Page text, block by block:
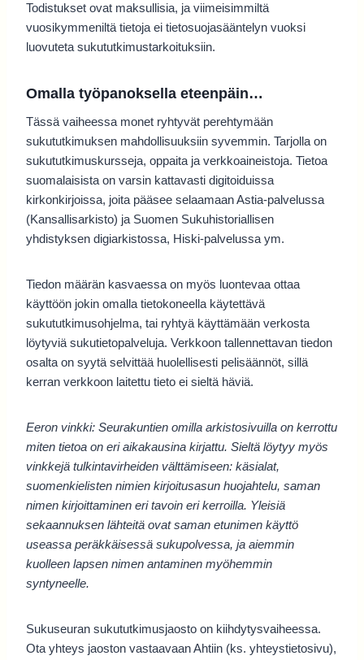
Todistukset ovat maksullisia, ja viimeisimmiltä
vuosikymmeniltä tietoja ei tietosuojasääntelyn vuoksi
luovuteta sukututkimustarkoituksiin.
Omalla työpanoksella eteenpäin…
Tässä vaiheessa monet ryhtyvät perehtymään
sukututkimuksen mahdollisuuksiin syvemmin. Tarjolla on
sukututkimuskursseja, oppaita ja verkkoaineistoja. Tietoa
suomalaisista on varsin kattavasti digitoiduissa
kirkonkirjoissa, joita pääsee selaamaan Astia-palvelussa
(Kansallisarkisto) ja Suomen Sukuhistoriallisen
yhdistyksen digiarkistossa, Hiski-palvelussa ym.
Tiedon määrän kasvaessa on myös luontevaa ottaa
käyttöön jokin omalla tietokoneella käytettävä
sukututkimusohjelma, tai ryhtyä käyttämään verkosta
löytyviä sukutietopalveluja. Verkkoon tallennettavan tiedon
osalta on syytä selvittää huolellisesti pelisäännöt, sillä
kerran verkkoon laitettu tieto ei sieltä häviä.
Eeron vinkki: Seurakuntien omilla arkistosivuilla on kerrottu
miten tietoa on eri aikakausina kirjattu. Sieltä löytyy myös
vinkkejä tulkintavirheiden välttämiseen: käsialat,
suomenkielisten nimien kirjoitusasun huojahtelu, saman
nimen kirjoittaminen eri tavoin eri kerroilla. Yleisiä
sekaannuksen lähteitä ovat saman etunimen käyttö
useassa peräkkäisessä sukupolvessa, ja aiemmin
kuolleen lapsen nimen antaminen myöhemmin
syntyneelle.
Sukuseuran sukututkimusjaosto on kiihdytysvaiheessa.
Ota yhteys jaoston vastaavaan Ahtiin (ks. yhteystietosivu),